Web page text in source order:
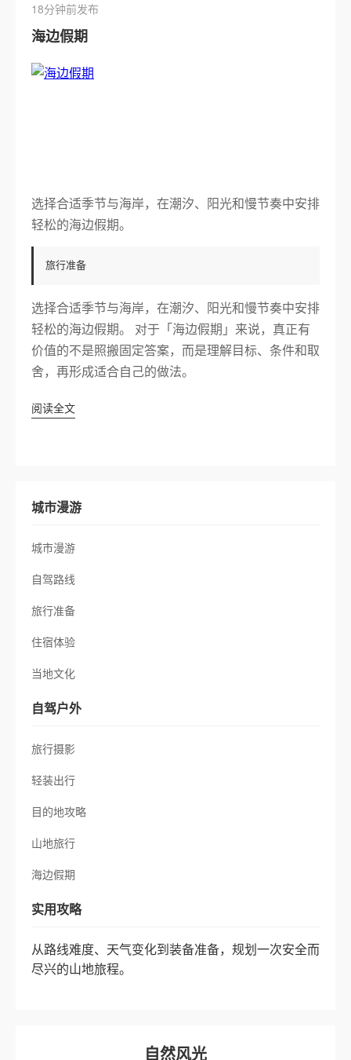
18分钟前发布
海边假期
选择合适季节与海岸，在潮汐、阳光和慢节奏中安排
轻松的海边假期。
旅行准备
选择合适季节与海岸，在潮汐、阳光和慢节奏中安排
轻松的海边假期。 对于「海边假期」来说，真正有
价值的不是照搬固定答案，而是理解目标、条件和取
舍，再形成适合自己的做法。
阅读全文
城市漫游
城市漫游
自驾路线
旅行准备
住宿体验
当地文化
自驾户外
旅行摄影
轻装出行
目的地攻略
山地旅行
海边假期
实用攻略
从路线难度、天气变化到装备准备，规划一次安全而
尽兴的山地旅程。
自然风光